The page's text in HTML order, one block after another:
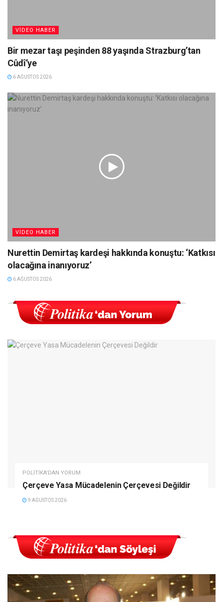
VIDEO HABER
Bir mezar taşı peşinden 88 yaşında Strazburg’tan
Cûdî’ye
6 AĞUSTOS 2026
VIDEO HABER
Nurettin Demirtaş kardeşi hakkında konuştu: ‘Katkısı
olacağına inanıyoruz’
6 AĞUSTOS 2026
POLITIKA'DAN YORUM
Çerçeve Yasa Mücadelenin Çerçevesi Değildir
9 AĞUSTOS 2026